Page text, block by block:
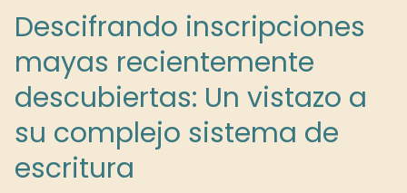
Descifrando inscripciones
mayas recientemente
descubiertas: Un vistazo a
su complejo sistema de
escritura